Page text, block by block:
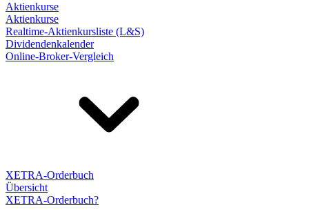
Aktienkurse
Aktienkurse
Realtime-Aktienkursliste (L&S)
Dividendenkalender
Online-Broker-Vergleich
XETRA-Orderbuch
Übersicht
XETRA-Orderbuch?